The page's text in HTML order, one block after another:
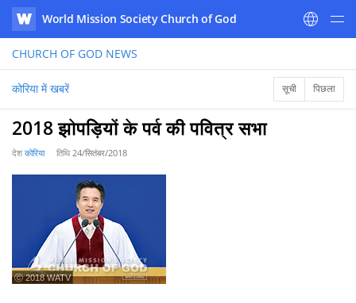
WATV
World Mission Society Church of God
CHURCH OF GOD NEWS
कोरिया में खबरें सूची पिछला
2018 झोपड़ियों के पर्व की पवित्र सभा
देश कोरिया तिथि24/सितंबर/2018
ⓒ 2018 WATV